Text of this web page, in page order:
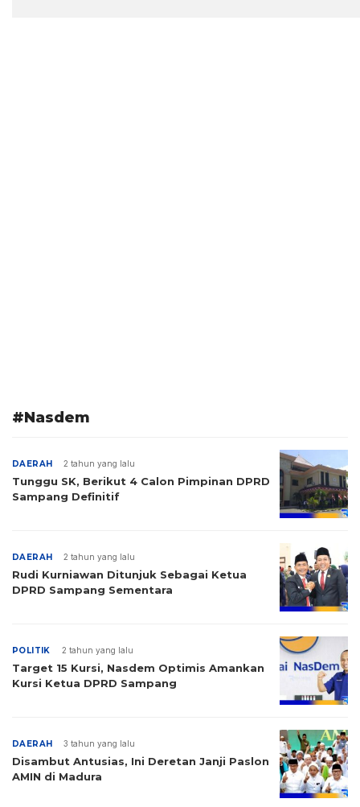
#Nasdem
DAERAH 2 tahun yang lalu
Tunggu SK, Berikut 4 Calon Pimpinan DPRD
Sampang Definitif
DAERAH 2 tahun yang lalu
Rudi Kurniawan Ditunjuk Sebagai Ketua
DPRD Sampang Sementara
POLITIK 2 tahun yang lalu
Target 15 Kursi, Nasdem Optimis Amankan
Kursi Ketua DPRD Sampang
DAERAH 3 tahun yang lalu
Disambut Antusias, Ini Deretan Janji Paslon
AMIN di Madura